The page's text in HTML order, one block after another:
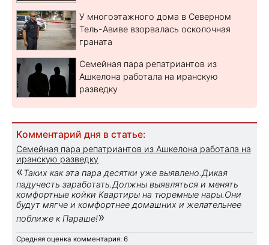
У многоэтажного дома в Северном
Тель-Авиве взорвалась осколочная
граната
Семейная пара репатриантов из
Ашкелона работала на иранскую
разведку
Комментарий дня в статье:
Семейная пара репатриантов из Ашкелона работала на
иранскую разведку
«Таких как эта пара десятки уже выявлено.Дикая
падучесть заработать.Должны выявляться и менять
комфортные койки Квартиры на тюремные нары.Они
будут мягче и комфортнее домашних и желательнее
поближе к Параше!»
Средняя оценка комментария: 6